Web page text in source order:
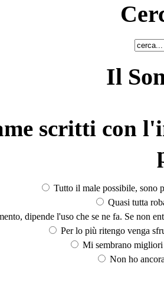
Il
scritti con
Tutto il male possibile, sono
Quasi tutta
dipende l'uso che se ne fa. Se non
Per lo più ritengo venga
Mi sembrano
Non ho